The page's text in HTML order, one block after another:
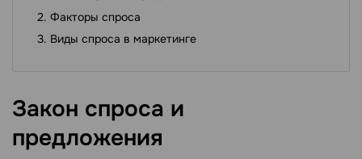
Факторы спроса
Виды спроса в маркетинге
Закон спроса и
предложения